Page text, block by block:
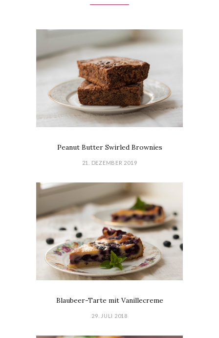
Peanut Butter Swirled Brownies
21. DEZEMBER 2019
Blaubeer-Tarte mit Vanillecreme
29. JULI 2018